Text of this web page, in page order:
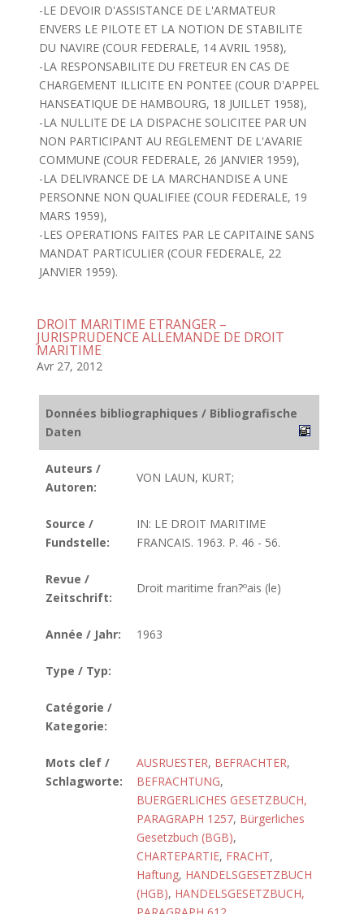
-LE DEVOIR D'ASSISTANCE DE L'ARMATEUR
ENVERS LE PILOTE ET LA NOTION DE STABILITE
DU NAVIRE (COUR FEDERALE, 14 AVRIL 1958),
-LA RESPONSABILITE DU FRETEUR EN CAS DE
CHARGEMENT ILLICITE EN PONTEE (COUR D'APPEL
HANSEATIQUE DE HAMBOURG, 18 JUILLET 1958),
-LA NULLITE DE LA DISPACHE SOLICITEE PAR UN
NON PARTICIPANT AU REGLEMENT DE L'AVARIE
COMMUNE (COUR FEDERALE, 26 JANVIER 1959),
-LA DELIVRANCE DE LA MARCHANDISE A UNE
PERSONNE NON QUALIFIEE (COUR FEDERALE, 19
MARS 1959),
-LES OPERATIONS FAITES PAR LE CAPITAINE SANS
MANDAT PARTICULIER (COUR FEDERALE, 22
JANVIER 1959).
DROIT MARITIME ETRANGER –
JURISPRUDENCE ALLEMANDE DE DROIT
MARITIME
Avr 27, 2012
Données bibliographiques / Bibliografische
Daten
Auteurs /
Autoren:
VON LAUN, KURT;
Source /
Fundstelle:
IN: LE DROIT MARITIME
FRANCAIS. 1963. P. 46 - 56.
Revue /
Zeitschrift:
Droit maritime fran?ºais (le)
Année / Jahr: 1963
Type / Typ:
Catégorie /
Kategorie:
Mots clef /
Schlagworte:
AUSRUESTER, BEFRACHTER,
BEFRACHTUNG,
BUERGERLICHES GESETZBUCH,
PARAGRAPH 1257, Bürgerliches
Gesetzbuch (BGB),
CHARTEPARTIE, FRACHT,
Haftung, HANDELSGESETZBUCH
(HGB), HANDELSGESETZBUCH,